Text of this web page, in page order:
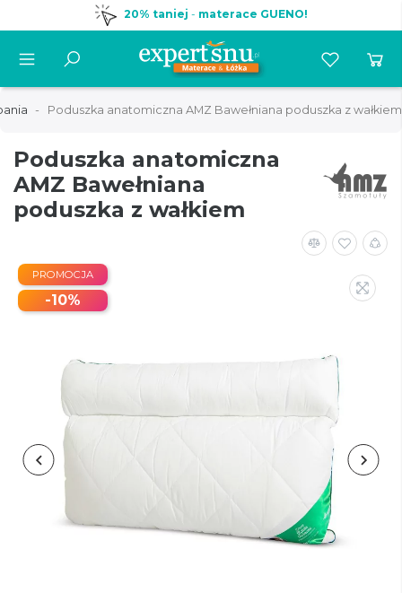
20% taniej - materace GUENO!
Poduszka anatomiczna AMZ Bawełniana poduszka z wałkiem
Poduszka anatomiczna
AMZ Bawełniana
poduszka z wałkiem
PROMOCJA
-10%